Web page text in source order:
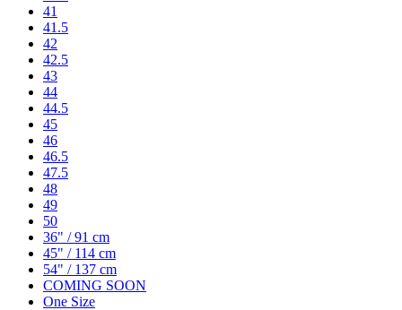
41
41.5
42
42.5
43
44
44.5
45
46
46.5
47.5
48
49
50
36" / 91 cm
45" / 114 cm
54" / 137 cm
COMING SOON
One Size